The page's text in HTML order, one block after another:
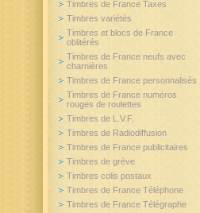
Timbres de France Taxes
Timbres variétés
Timbres et blocs de France
oblitérés
Timbres de France neufs avec
charnières
Timbres de France personnalisés
Timbres de France numéros
rouges de roulettes
Timbres de L.V.F.
Timbres de Radiodiffusion
Timbres de France publicitaires
Timbres de grève
Timbres colis postaux
Timbres de France Téléphone
Timbres de France Télégraphe